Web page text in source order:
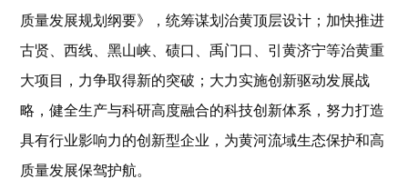
质量发展规划纲要》，统筹谋划治黄顶层设计；加快推进
古贤、西线、黑山峡、碛口、禹门口、引黄济宁等治黄重
大项目，力争取得新的突破；大力实施创新驱动发展战
略，健全生产与科研高度融合的科技创新体系，努力打造
具有行业影响力的创新型企业，为黄河流域生态保护和高
质量发展保驾护航。